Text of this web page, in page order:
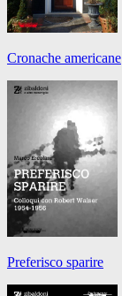
Cronache americane
Preferisco sparire